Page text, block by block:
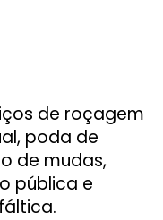
de roçagem
poda de
de mudas,
pública e